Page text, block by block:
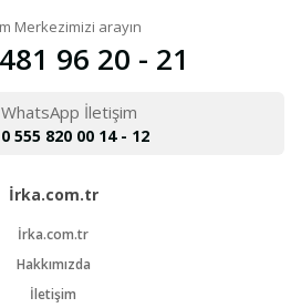
Merkezimizi arayın
96 20 - 21
WhatsApp İletişim
0 555 820 00 14 - 12
İrka.com.tr
İrka.com.tr
Hakkımızda
İletişim